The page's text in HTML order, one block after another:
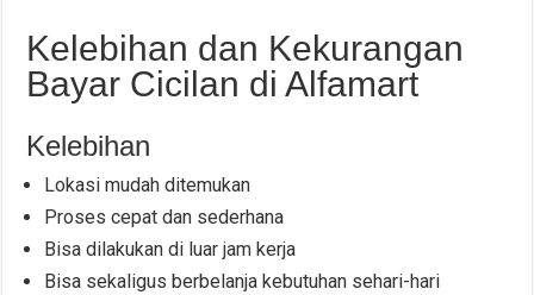
Kelebihan dan Kekurangan
Bayar Cicilan di Alfamart
Kelebihan
Lokasi mudah ditemukan
Proses cepat dan sederhana
Bisa dilakukan di luar jam kerja
Bisa sekaligus berbelanja kebutuhan sehari-hari